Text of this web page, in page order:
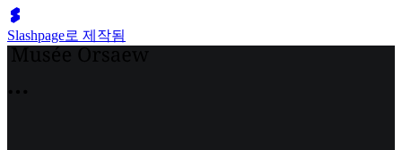
Slashpage로 제작됨